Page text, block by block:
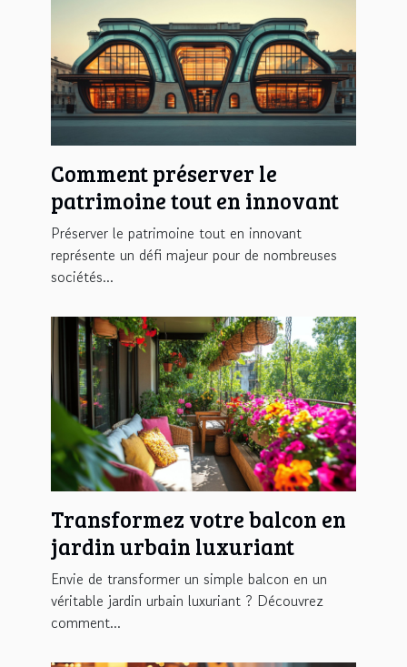
Comment préserver le
patrimoine tout en innovant
Préserver le patrimoine tout en innovant
représente un défi majeur pour de nombreuses
sociétés...
Transformez votre balcon en
jardin urbain luxuriant
Envie de transformer un simple balcon en un
véritable jardin urbain luxuriant ? Découvrez
comment...